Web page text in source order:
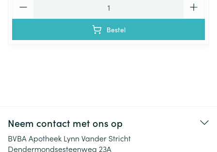
Bestel
Neem contact met ons op
BVBA Apotheek Lynn Vander Stricht
Dendermondsesteenweg 23A